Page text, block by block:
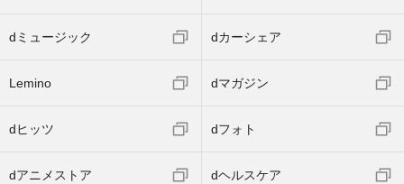
dミュージック dカーシェア
Lemino dマガジン
dヒッツ dフォト
dアニメストア dヘルスケア